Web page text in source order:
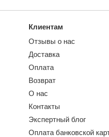
Клиентам
Отзывы о нас
Доставка
Оплата
Возврат
О нас
Контакты
Экспертный блог
Оплата банковской